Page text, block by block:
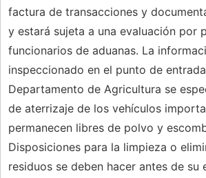
factura de transacciones y
y estará sujeta a una evaluación por
funcionarios de aduanas. La
inspeccionado en el punto de
Departamento de Agricultura se
de aterrizaje de los vehículos
permanecen libres de polvo y
Disposiciones para la limpieza o
residuos se deben hacer antes de su